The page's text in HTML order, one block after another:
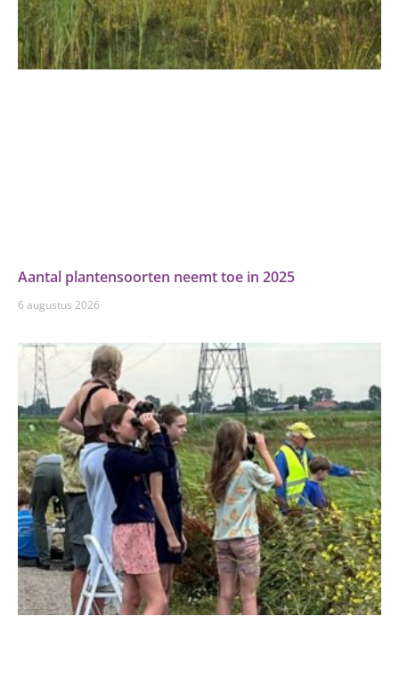
Aantal plantensoorten neemt toe in 2025
6 augustus 2026